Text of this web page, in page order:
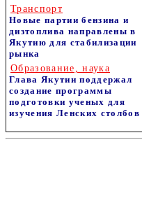
Транспорт
Новые партии бензина и
дизтоплива направлены в
Якутию для стабилизации
рынка
Образование, наука
Глава Якутии поддержал
создание программы
подготовки ученых для
изучения Ленских столбов